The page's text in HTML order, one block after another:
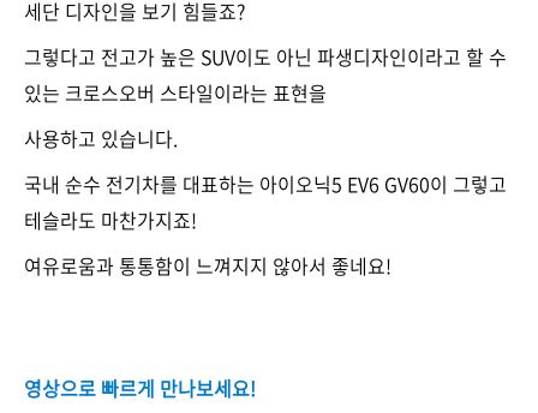
세단 디자인을 보기 힘들죠?
그렇다고 전고가 높은 SUV이도 아닌 파생디자인이라고 할 수
있는 크로스오버 스타일이라는 표현을
사용하고 있습니다.
국내 순수 전기차를 대표하는 아이오닉5 EV6 GV60이 그렇고
테슬라도 마찬가지죠!
여유로움과 통통함이 느껴지지 않아서 좋네요!
영상으로 빠르게 만나보세요!